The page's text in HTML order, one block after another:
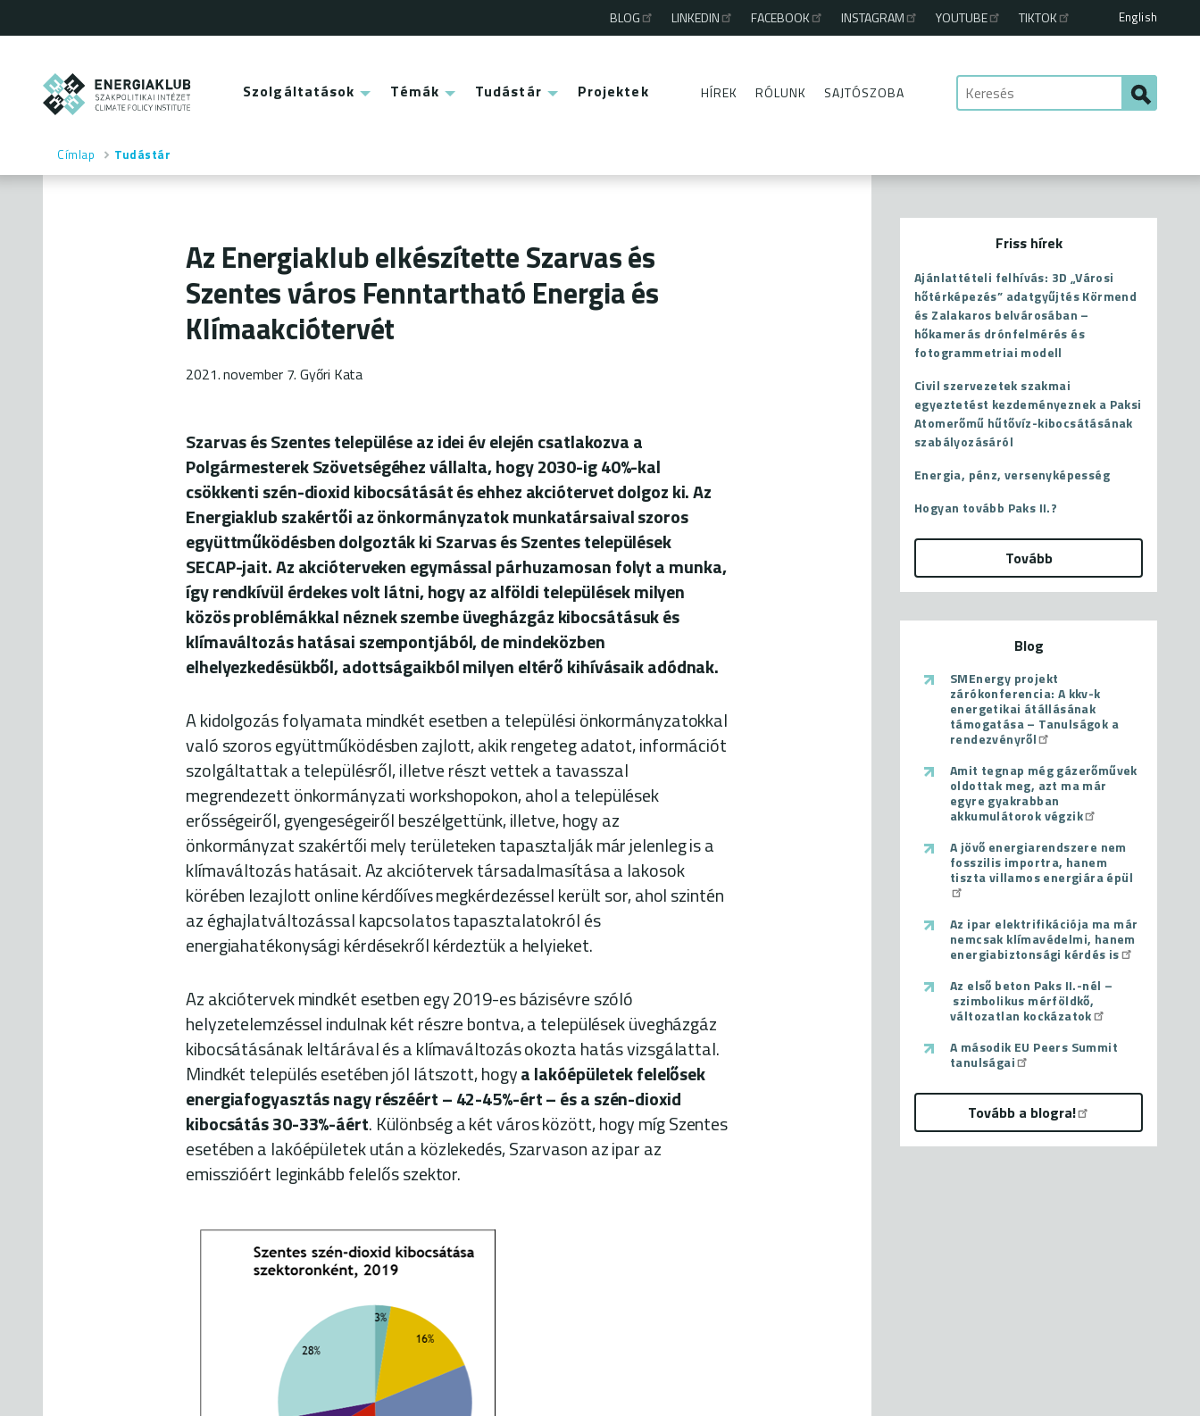
a
ENERGIAKLUB
English
Main
menu
Szolgáltatások Témák Tudástár Projektek HÍREK RÓLUNK SAJTÓSZOBA
Third
BLOG LINKEDIN FACEBOOK INSTAGRAM YOUTUBE TIKTOK
Morzsa
Címlap Tudástár
Az Energiaklub elkészítette Szarvas és
Szentes város Fenntartható Energia és
Klímaakciótervét
2021. november 7. Győri Kata
Szarvas és Szentes települése az idei év elején csatlakozva a
Polgármesterek Szövetségéhez vállalta, hogy 2030-ig 40%-kal
csökkenti szén-dioxid kibocsátását és ehhez akciótervet dolgoz ki. Az
Energiaklub szakértői az önkormányzatok munkatársaival szoros
együttműködésben dolgozták ki Szarvas és Szentes települések
SECAP-jait. Az akcióterveken egymással párhuzamosan folyt a munka,
így rendkívül érdekes volt látni, hogy az alföldi települések milyen
közös problémákkal néznek szembe üvegházgáz kibocsátásuk és
klímaváltozás hatásai szempontjából, de mindeközben
elhelyezkedésükből, adottságaikból milyen eltérő kihívásaik adódnak.
A kidolgozás folyamata mindkét esetben a települési önkormányzatokkal
való szoros együttműködésben zajlott, akik rengeteg adatot, információt
szolgáltattak a településről, illetve részt vettek a tavasszal
megrendezett önkormányzati workshopokon, ahol a települések
erősségeiről, gyengeségeiről beszélgettünk, illetve, hogy az
önkormányzat szakértői mely területeken tapasztalják már jelenleg is a
klímaváltozás hatásait. Az akciótervek társadalmasítása a lakosok
körében lezajlott online kérdőíves megkérdezéssel került sor, ahol szintén
az éghajlatváltozással kapcsolatos tapasztalatokról és
energiahatékonysági kérdésekről kérdeztük a helyieket.
Az akciótervek mindkét esetben egy 2019-es bázisévre szóló
helyzetelemzéssel indulnak két részre bontva, a települések üvegházgáz
kibocsátásának leltárával és a klímaváltozás okozta hatás vizsgálattal.
Mindkét település esetében jól látszott, hogya lakóépületek felelősek
energiafogyasztás nagy részéért – 42-45%-ért – és a szén-dioxid
kibocsátás 30-33%-áért. Különbség a két város között, hogy míg Szentes
esetében a lakóépületek után a közlekedés, Szarvason az ipar az
emisszióért leginkább felelős szektor.
Friss hírek
Ajánlattételi felhívás: 3D „Városi
hőtérképezés” adatgyűjtés Körmend
és Zalakaros belvárosában –
hőkamerás drónfelmérés és
fotogrammetriai modell
Civil szervezetek szakmai
egyeztetést kezdeményeznek a Paksi
Atomerőmű hűtővíz-kibocsátásának
szabályozásáról
Energia, pénz, versenyképesség
Hogyan tovább Paks II.?
Tovább
Blog
SMEnergy projekt
zárókonferencia: A kkv-k
energetikai átállásának
támogatása – Tanulságok a
rendezvényről
Amit tegnap még gázerőművek
oldottak meg, azt ma már
egyre gyakrabban
akkumulátorok végzik
A jövő energiarendszere nem
fosszilis importra, hanem
tiszta villamos energiára épül
Az ipar elektrifikációja ma már
nemcsak klímavédelmi, hanem
energiabiztonsági kérdés is
Az első beton Paks II.-nél –
szimbolikus mérföldkő,
változatlan kockázatok
A második EU Peers Summit
tanulságai
Tovább a blogra!